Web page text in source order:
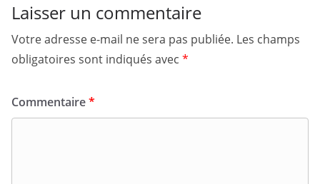
Laisser un commentaire
Votre adresse e-mail ne sera pas publiée. Les champs
obligatoires sont indiqués avec *
Commentaire*